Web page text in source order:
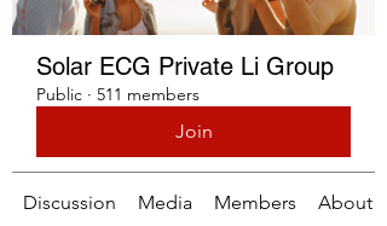
Solar ECG Private Li Group
Public · 511 members
Join
Discussion Media Members About